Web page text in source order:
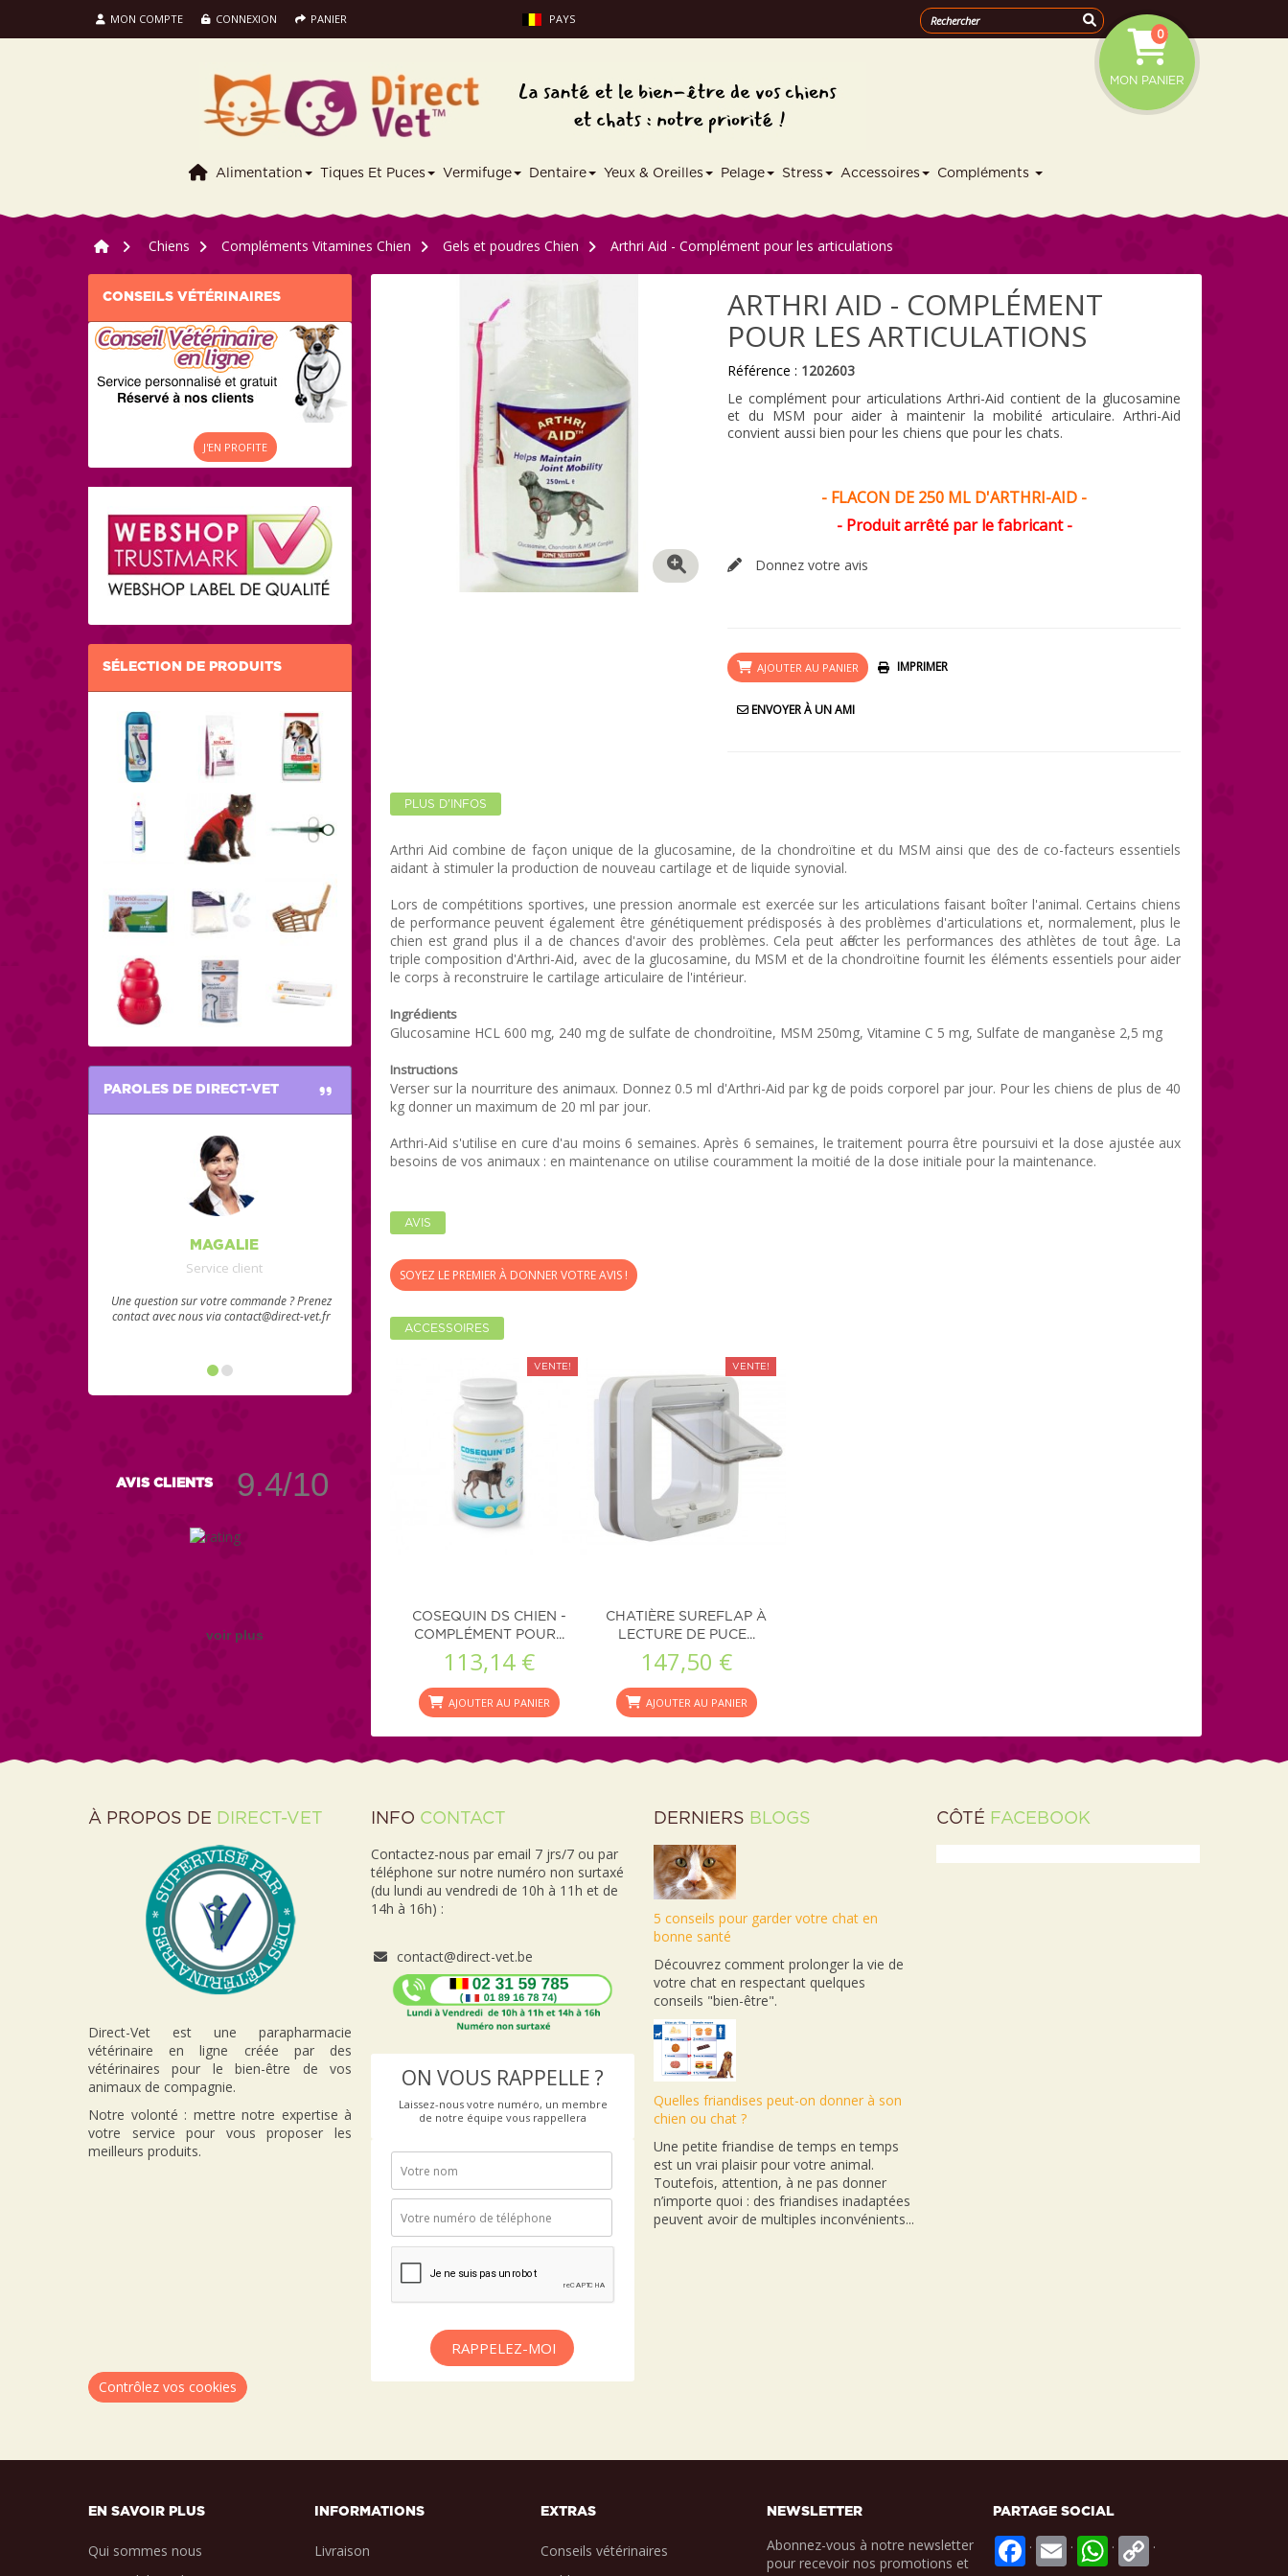
MON COMPTE CONNEXION PANIER PAYS
MON PANIER
0
Alimentation Tiques Et Puces Vermifuge Dentaire Yeux & Oreilles Pelage Stress Accessoires Compléments
> Chiens > Compléments Vitamines Chien > Gels et poudres Chien > Arthri Aid - Complément pour les articulations
CONSEILS VÉTÉRINAIRES
J'EN PROFITE
SÉLECTION DE PRODUITS
PAROLES DE DIRECT-VET
MAGALIE
Service client
Une question sur votre commande ? Prenez
contact avec nous via contact@direct-vet.fr
AVIS CLIENTS 9.4/10
voir plus
ARTHRI AID - COMPLÉMENT
POUR LES ARTICULATIONS
Référence : 1202603
Le complément pour articulations Arthri-Aid contient de la glucosamine
et du MSM pour aider à maintenir la mobilité articulaire. Arthri-Aid
convient aussi bien pour les chiens que pour les chats.
- FLACON DE 250 ML D'ARTHRI-AID -
- Produit arrêté par le fabricant -
Donnez votre avis
AJOUTER AU PANIER IMPRIMER
ENVOYER À UN AMI
PLUS D'INFOS
Arthri Aid combine de façon unique de la glucosamine, de la chondroïtine et du MSM ainsi que des de co-facteurs essentiels
aidant à stimuler la production de nouveau cartilage et de liquide synovial.
Lors de compétitions sportives, une pression anormale est exercée sur les articulations faisant boîter l'animal. Certains chiens
de performance peuvent également être génétiquement prédisposés à des problèmes d'articulations et, normalement, plus le
chien est grand plus il a de chances d'avoir des problèmes. Cela peut affecter les performances des athlètes de tout âge. La
triple composition d'Arthri-Aid, avec de la glucosamine, du MSM et de la chondroïtine fournit les éléments essentiels pour aider
le corps à reconstruire le cartilage articulaire de l'intérieur.
Ingrédients
Glucosamine HCL 600 mg, 240 mg de sulfate de chondroïtine, MSM 250mg, Vitamine C 5 mg, Sulfate de manganèse 2,5 mg
Instructions
Verser sur la nourriture des animaux. Donnez 0.5 ml d'Arthri-Aid par kg de poids corporel par jour. Pour les chiens de plus de 40
kg donner un maximum de 20 ml par jour.
Arthri-Aid s'utilise en cure d'au moins 6 semaines. Après 6 semaines, le traitement pourra être poursuivi et la dose ajustée aux
besoins de vos animaux : en maintenance on utilise couramment la moitié de la dose initiale pour la maintenance.
AVIS
SOYEZ LE PREMIER À DONNER VOTRE AVIS !
ACCESSOIRES
VENTE!
COSEQUIN DS CHIEN -
COMPLÉMENT POUR...
113,14 €
AJOUTER AU PANIER
VENTE!
CHATIÈRE SUREFLAP À
LECTURE DE PUCE...
147,50 €
AJOUTER AU PANIER
À PROPOS DE DIRECT-VET
Direct-Vet est une parapharmacie
vétérinaire en ligne créée par des
vétérinaires pour le bien-être de vos
animaux de compagnie.
Notre volonté : mettre notre expertise à
votre service pour vous proposer les
meilleurs produits.
INFO CONTACT
Contactez-nous par email 7 jrs/7 ou par
téléphone sur notre numéro non surtaxé
(du lundi au vendredi de 10h à 11h et de
14h à 16h) :
contact@direct-vet.be
ON VOUS RAPPELLE ?
Laissez-nous votre numéro, un membre
de notre équipe vous rappellera
RAPPELEZ-MOI
DERNIERS BLOGS
5 conseils pour garder votre chat en
bonne santé
Découvrez comment prolonger la vie de
votre chat en respectant quelques
conseils "bien-être".
Quelles friandises peut-on donner à son
chien ou chat ?
Une petite friandise de temps en temps
est un vrai plaisir pour votre animal.
Toutefois, attention, à ne pas donner
n’importe quoi : des friandises inadaptées
peuvent avoir de multiples inconvénients...
CÔTÉ FACEBOOK
Contrôlez vos cookies
EN SAVOIR PLUS
Qui sommes nous
INFORMATIONS
Livraison
EXTRAS
Conseils vétérinaires
NEWSLETTER
Abonnez-vous à notre newsletter
pour recevoir nos promotions et
PARTAGE SOCIAL
. . . .